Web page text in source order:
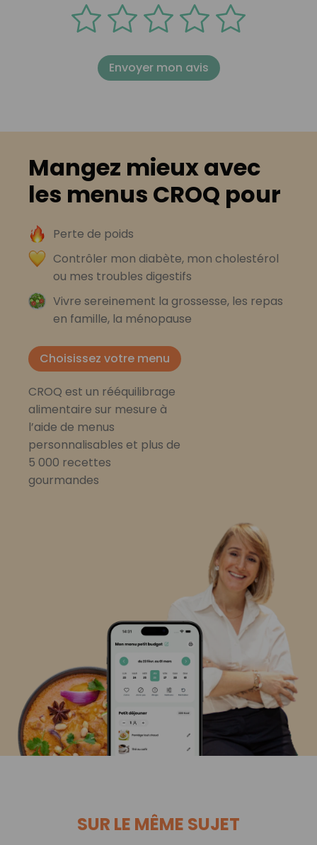
Envoyer mon avis
Mangez mieux avec
les menus CROQ pour
Perte de poids
Contrôler mon diabète, mon cholestérol
ou mes troubles digestifs
Vivre sereinement la grossesse, les repas
en famille, la ménopause
Choisissez votre menu
CROQ est un rééquilibrage
alimentaire sur mesure à
l’aide de menus
personnalisables et plus de
5 000 recettes
gourmandes
SUR LE MÊME SUJET